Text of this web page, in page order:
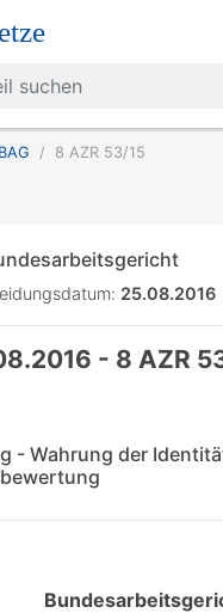
BAG 8 AZR 53/15
25.08.2016
- 8 AZR
- Wahrung der